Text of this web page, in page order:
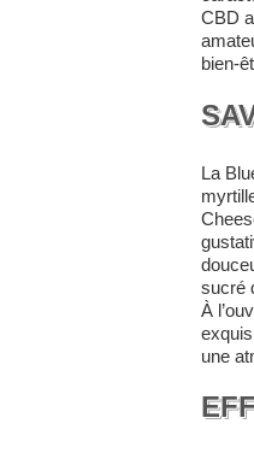
CBD
bien-
La
sucré
À
une